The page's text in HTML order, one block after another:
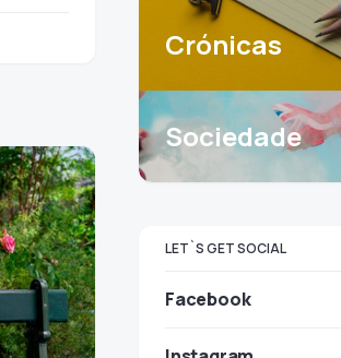
Crónicas
Sociedade
LET`S GET SOCIAL
Facebook